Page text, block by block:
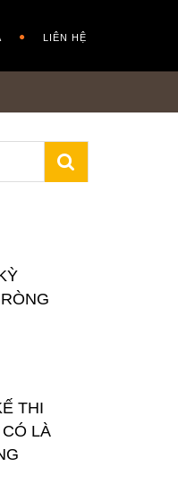
LIÊN HỆ
THI
LÀ